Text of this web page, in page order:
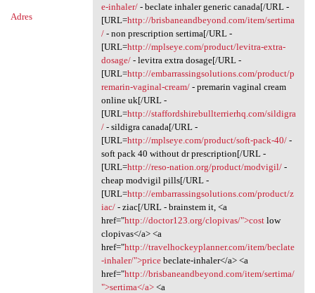
Adres
e-inhaler/- beclate inhaler generic canada[/URL -
[URL=http://brisbaneandbeyond.com/item/sertima
/- non prescription sertima[/URL -
[URL=http://mplseye.com/product/levitra-extra-
dosage/- levitra extra dosage[/URL -
[URL=http://embarrassingsolutions.com/product/p
remarin-vaginal-cream/- premarin vaginal cream
online uk[/URL -
[URL=http://staffordshirebullterrierhq.com/sildigra
/- sildigra canada[/URL -
[URL=http://mplseye.com/product/soft-pack-40/-
soft pack 40 without dr prescription[/URL -
[URL=http://reso-nation.org/product/modvigil/-
cheap modvigil pills[/URL -
[URL=http://embarrassingsolutions.com/product/z
iac/- ziac[/URL - brainstem it, <a
href="http://doctor123.org/clopivas/">costlow
clopivas</a> <a
href="http://travelhockeyplanner.com/item/beclate
-inhaler/">pricebeclate-inhaler</a> <a
href="http://brisbaneandbeyond.com/item/sertima/
">sertima</a><a